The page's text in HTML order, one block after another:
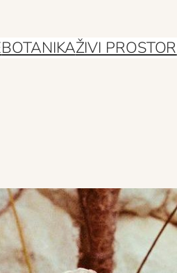
BOTANIKAŽIVI PROSTOR